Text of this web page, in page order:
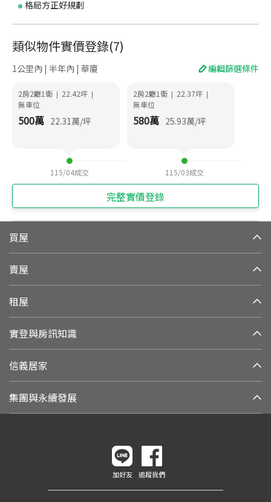
格局方正好規劃
類似物件實價登錄(7)
1公里內 | 半年內 | 華廈 編輯篩選條件
2房2廳1衛 | 22.42坪 |
無車位
500萬 22.31萬/坪
115/04成交
2房2廳1衛 | 22.37坪 |
無車位
580萬 25.93萬/坪
115/03成交
完整實價登錄
買屋
賣屋
租屋
實登與房訊知識
信義居家
集團與永續發展
加好友 追蹤我們